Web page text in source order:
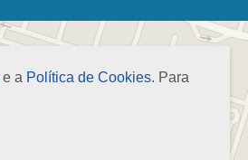
e a Política de Cookies. Para